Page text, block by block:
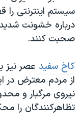
سیستم اینترنتی را
درباره خشونت
صحبت کنند.
کاخ سفید
از مردم معترض در
نیروی مرگبار و
تظاهرکنندگان را